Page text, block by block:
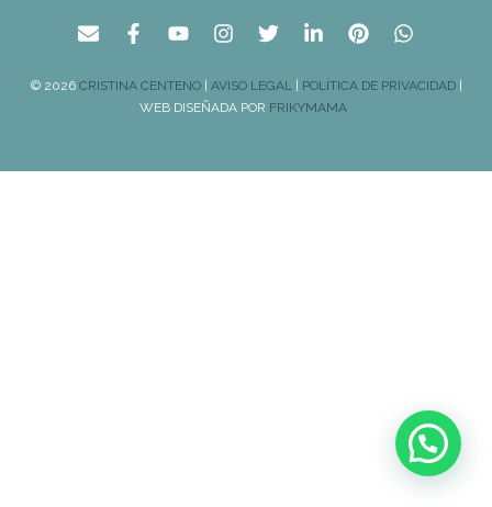
© 2026 CRISTINA CENTENO| AVISO LEGAL| POLÍTICA DE PRIVACIDAD|
WEB DISEÑADA POR FRIKYMAMA